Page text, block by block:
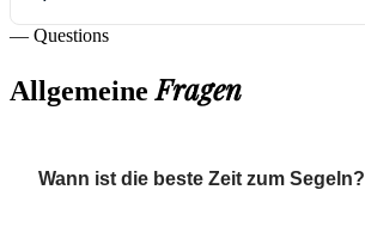
— Questions
AllgemeineFragen
Wann ist die beste Zeit zum Segeln?